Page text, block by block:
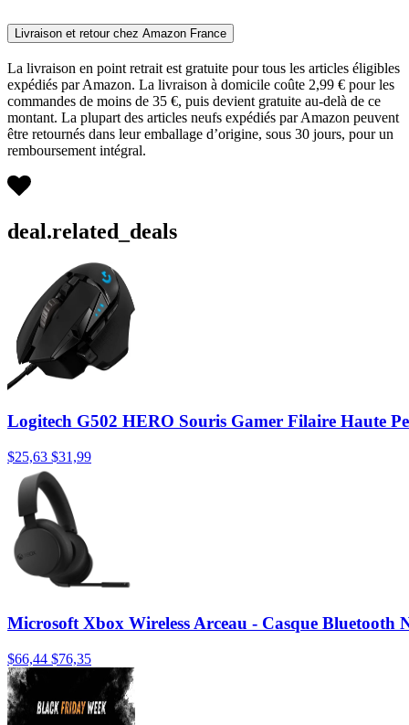
Livraison et retour chez Amazon France
La livraison en point retrait est gratuite pour tous les articles éligibles
expédiés par Amazon. La livraison à domicile coûte 2,99 € pour les
commandes de moins de 35 €, puis devient gratuite au-delà de ce
montant. La plupart des articles neufs expédiés par Amazon peuvent
être retournés dans leur emballage d’origine, sous 30 jours, pour un
remboursement intégral.
deal.related_deals
Logitech G502 HERO Souris Gamer Filaire Haute
$25,63 $31,99
Microsoft Xbox Wireless Arceau - Casque Bluetooth
$66,44 $76,35